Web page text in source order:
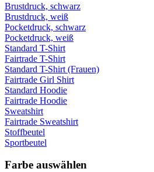
Brustdruck, schwarz
Brustdruck, weiß
Pocketdruck, schwarz
Pocketdruck, weiß
Standard T-Shirt
Fairtrade T-Shirt
Standard T-Shirt (Frauen)
Fairtrade Girl Shirt
Standard Hoodie
Fairtrade Hoodie
Sweatshirt
Fairtrade Sweatshirt
Stoffbeutel
Sportbeutel
Farbe auswählen